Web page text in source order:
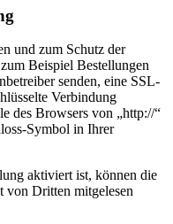
und zum Schutz der
Beispiel Bestellungen
senden, eine SSL-
Verbindung
des Browsers von „http://“
Symbol in Ihrer
aktiviert ist, können die
von Dritten mitgelesen